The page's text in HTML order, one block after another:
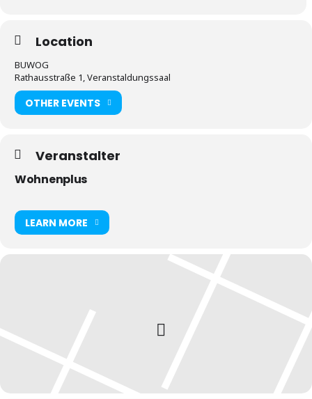
Location
BUWOG
Rathausstraße 1, Veranstaldungssaal
OTHER EVENTS
Veranstalter
Wohnenplus
LEARN MORE